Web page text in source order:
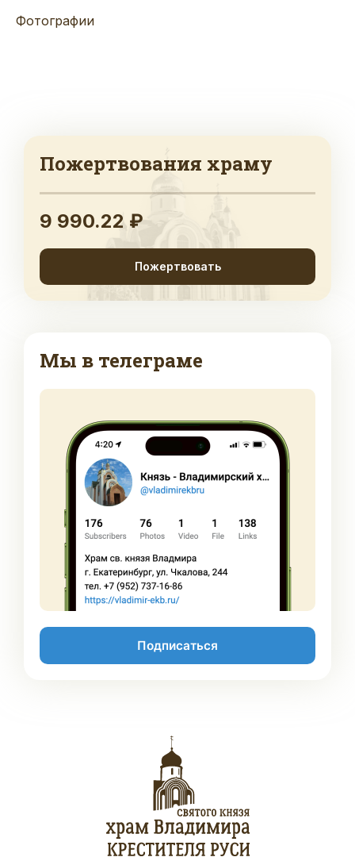
Фотографии
Пожертвования храму
9 990.22 ₽
Пожертвовать
Мы в телеграме
Подписаться